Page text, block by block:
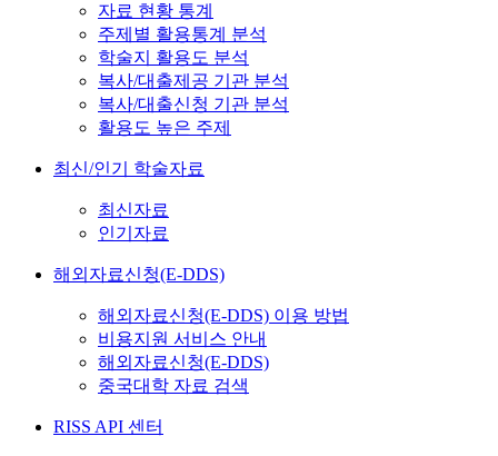
자료 현황 통계
주제별 활용통계 분석
학술지 활용도 분석
복사/대출제공 기관 분석
복사/대출신청 기관 분석
활용도 높은 주제
최신/인기 학술자료
최신자료
인기자료
해외자료신청(E-DDS)
해외자료신청(E-DDS) 이용 방법
비용지원 서비스 안내
해외자료신청(E-DDS)
중국대학 자료 검색
RISS API 센터